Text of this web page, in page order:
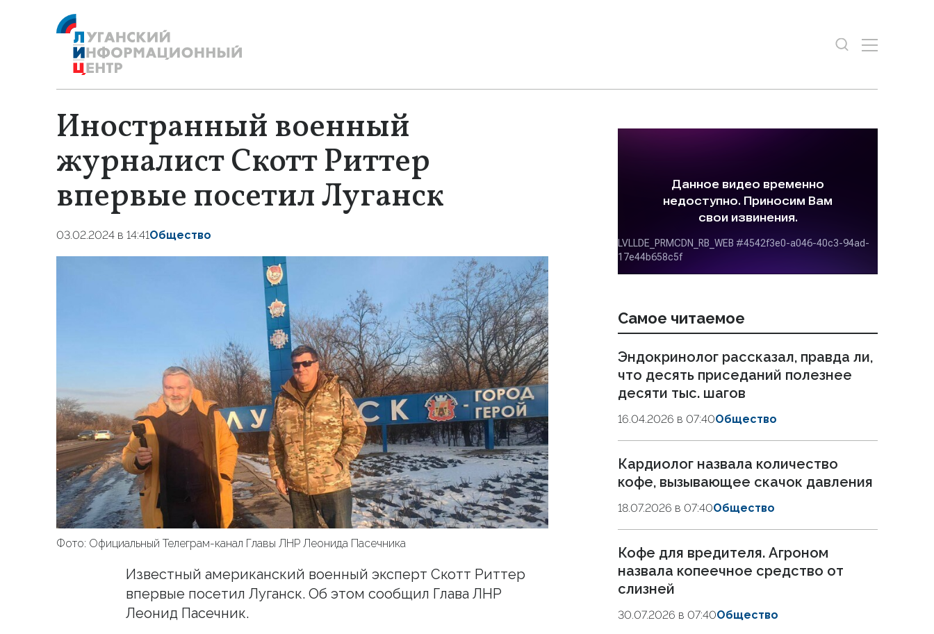
Иностранный военный
журналист Скотт Риттер
впервые посетил Луганск
03.02.2024 в 14:41Общество
Фото: Официальный Телеграм-канал Главы ЛНР Леонида Пасечника
Известный американский военный эксперт Скотт Риттер
впервые посетил Луганск. Об этом сообщил Глава ЛНР
Леонид Пасечник.
Самое читаемое
Эндокринолог рассказал, правда ли,
что десять приседаний полезнее
десяти тыс. шагов
16.04.2026 в 07:40Общество
Кардиолог назвала количество
кофе, вызывающее скачок давления
18.07.2026 в 07:40Общество
Кофе для вредителя. Агроном
назвала копеечное средство от
слизней
30.07.2026 в 07:40Общество